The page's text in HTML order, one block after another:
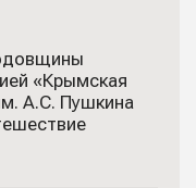
«Крымская
А.С. Пушкина